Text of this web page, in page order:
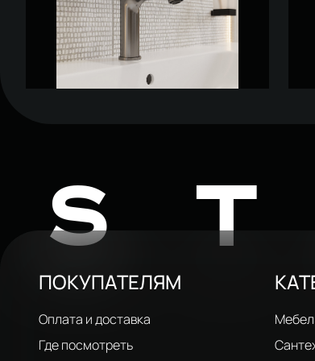
ПОКУПАТЕЛЯМ
Оплата и доставка
Где посмотреть